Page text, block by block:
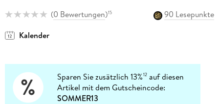
(0 Bewertungen)15
90 Lesepunkte
Kalender
Sparen Sie zusätzlich 13%12 auf diesen
Artikel mit dem Gutscheincode:
SOMMER13